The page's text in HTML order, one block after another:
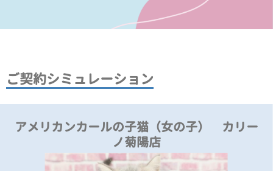
ご契約シミュレーション
アメリカンカールの子猫（女の子） カリー
ノ菊陽店